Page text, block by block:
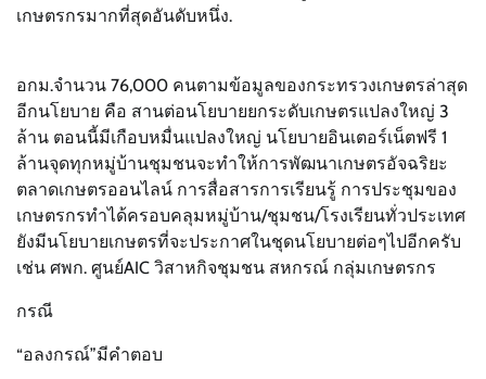
เกษตรกรมากที่สุดอันดับหนึ่ง.
อกม.จำนวน 76,000 คนตามข้อมูลของกระทรวงเกษตรล่าสุด
อีกนโยบาย คือ สานต่อนโยบายยกระดับเกษตรแปลงใหญ่ 3
ล้าน ตอนนี้มีเกือบหมื่นแปลงใหญ่ นโยบายอินเตอร์เน็ตฟรี 1
ล้านจุดทุกหมู่บ้านชุมชนจะทำให้การพัฒนาเกษตรอัจฉริยะ
ตลาดเกษตรออนไลน์ การสื่อสารการเรียนรู้ การประชุมของ
เกษตรกรทำได้ครอบคลุมหมู่บ้าน/ชุมชน/โรงเรียนทั่วประเทศ
ยังมีนโยบายเกษตรที่จะประกาศในชุดนโยบายต่อๆไปอีกครับ
เช่น ศพก. ศูนย์AIC วิสาหกิจชุมชน สหกรณ์ กลุ่มเกษตรกร
กรณี
“อลงกรณ์”มีคำตอบ